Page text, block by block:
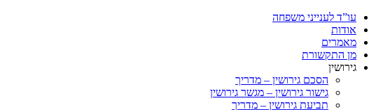
עו”ד לענייני משפחה
אודות
מאמרים
מן התקשורת
גירושין
הסכם גירושין – מדריך
גישור גירושין – מגשר גירושין
תביעת גירושין – מדריך